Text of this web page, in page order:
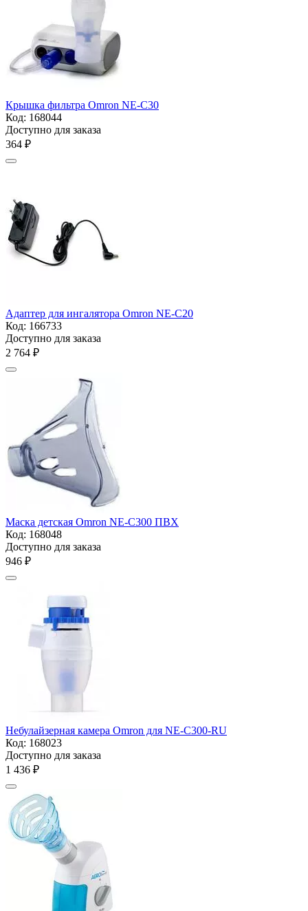
Крышка фильтра Omron NE-С30
Код: 168044
Доступно для заказа
‍364‍ ₽
Адаптер для ингалятора Omron NE-C20
Код: 166733
Доступно для заказа
2 764 ₽
Маска детская Omron NE-C300 ПВХ
Код: 168048
Доступно для заказа
‍946‍ ₽
Небулайзерная камера Omron для NE-С300-RU
Код: 168023
Доступно для заказа
1 436 ₽